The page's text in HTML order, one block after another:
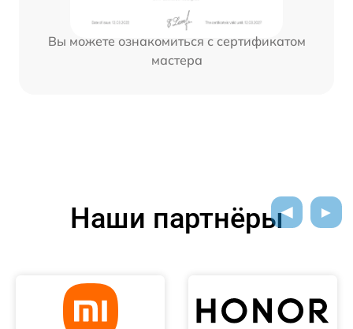
Вы можете ознакомиться с сертификатом
мастера
Наши партнёры